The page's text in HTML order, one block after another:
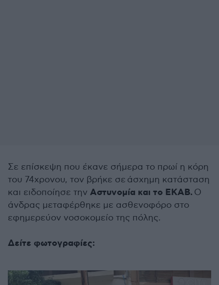
Σε επίσκεψη που έκανε σήμερα το πρωί η κόρη
του 74χρονου, τον βρήκε σε άσχημη κατάσταση
και ειδοποίησε την Αστυνομία και το ΕΚΑΒ. Ο
άνδρας μεταφέρθηκε με ασθενοφόρο στο
εφημερεύον νοσοκομείο της πόλης.
Δείτε φωτογραφίες: